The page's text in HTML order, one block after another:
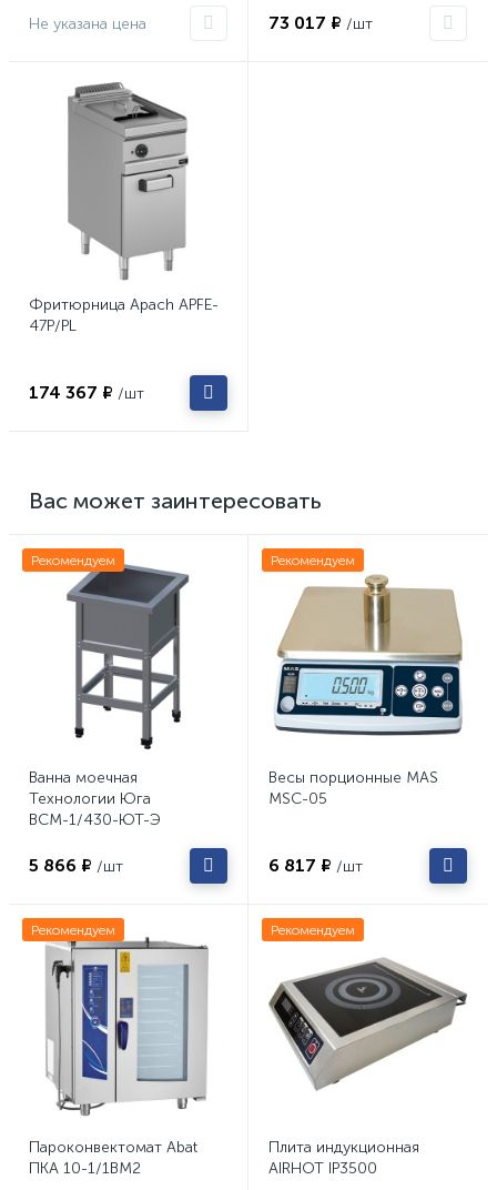
Не указана цена 73 017 ₽ /шт
Фритюрница Apach APFE-
47P/PL
174 367 ₽ /шт
Вас может заинтересовать
Рекомендуем
Ванна моечная
Технологии Юга
ВСМ-1/430-ЮТ-Э
5 866 ₽ /шт
Рекомендуем
Весы порционные MAS
MSC-05
6 817 ₽ /шт
Рекомендуем
Пароконвектомат Abat
ПКА 10-1/1ВМ2
Рекомендуем
Плита индукционная
AIRHOT IP3500